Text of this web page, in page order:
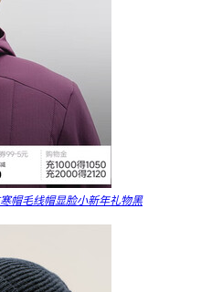
帽毛线帽显脸小新年礼物黑